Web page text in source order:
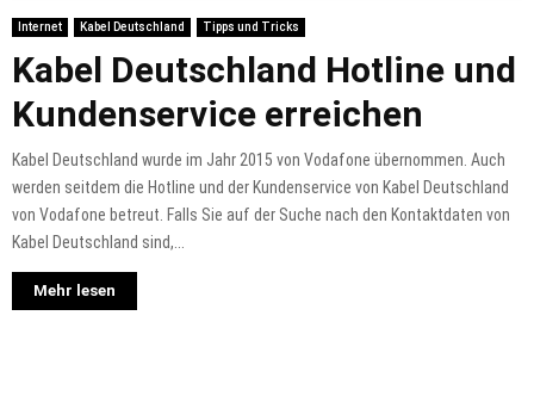
Internet Kabel Deutschland Tipps und Tricks
Kabel Deutschland Hotline und
Kundenservice erreichen
Kabel Deutschland wurde im Jahr 2015 von Vodafone übernommen. Auch
werden seitdem die Hotline und der Kundenservice von Kabel Deutschland
von Vodafone betreut. Falls Sie auf der Suche nach den Kontaktdaten von
Kabel Deutschland sind,...
Mehr lesen